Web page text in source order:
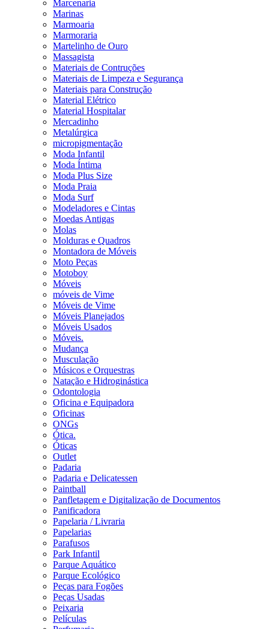
Marcenaria
Marinas
Marmoaria
Marmoraria
Martelinho de Ouro
Massagista
Materiais de Contruções
Materiais de Limpeza e Segurança
Materiais para Construção
Material Elétrico
Material Hospitalar
Mercadinho
Metalúrgica
micropigmentação
Moda Infantil
Moda Íntima
Moda Plus Size
Moda Praia
Moda Surf
Modeladores e Cintas
Moedas Antigas
Molas
Molduras e Quadros
Montadora de Móveis
Moto Peças
Motoboy
Móveis
móveis de Vime
Móveis de Vime
Móveis Planejados
Móveis Usados
Móveis.
Mudança
Musculação
Músicos e Orquestras
Natação e Hidroginástica
Odontologia
Oficina e Equipadora
Oficinas
ONGs
Ótica.
Óticas
Outlet
Padaria
Padaria e Delicatessen
Paintball
Panfletagem e Digitalização de Documentos
Panificadora
Papelaria / Livraria
Papelarias
Parafusos
Park Infantil
Parque Aquático
Parque Ecológico
Peças para Fogões
Peças Usadas
Peixaria
Películas